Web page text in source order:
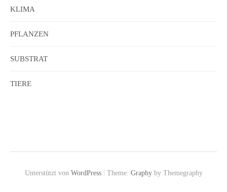
KLIMA
PFLANZEN
SUBSTRAT
TIERE
Unterstützt von WordPress Theme: Graphyby Themegraphy